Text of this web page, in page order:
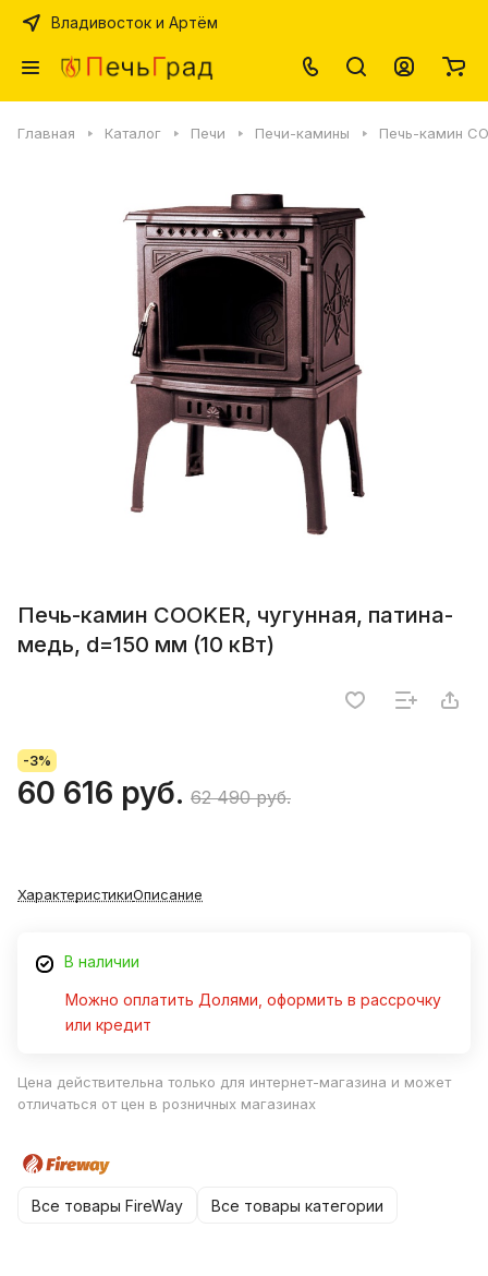
Владивосток и Артём
Главная Каталог Печи Печи-камины Печь-камин
Печь-камин COOKER, чугунная, патина-
медь, d=150 мм (10 кВт)
-3%
60 616 руб. 62 490 руб.
ХарактеристикиОписание
В наличии
Можно оплатить Долями, оформить в рассрочку
или кредит
Цена действительна только для интернет-магазина и может
отличаться от цен в розничных магазинах
Все товары FireWay Все товары категории